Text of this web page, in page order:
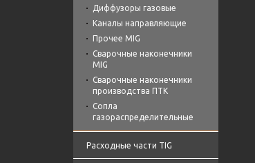
Диффузоры газовые
Каналы направляющие
Прочее MIG
Сварочные наконечники
MIG
Сварочные наконечники
производства ПТК
Сопла
газораспределительные
Расходные части TIG